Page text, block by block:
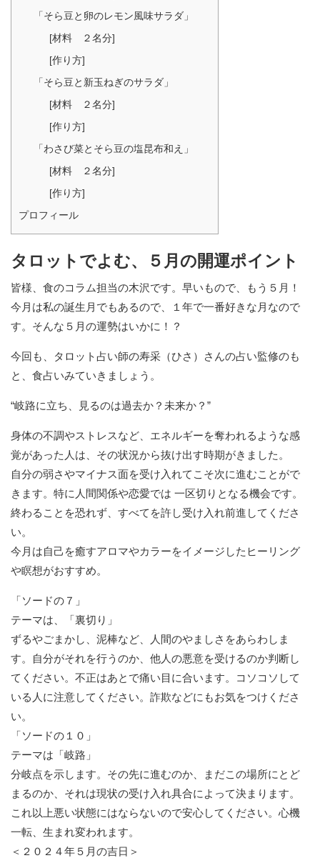
「そら豆と卵のレモン風味サラダ」
[材料 ２名分]
[作り方]
「そら豆と新玉ねぎのサラダ」
[材料 ２名分]
[作り方]
「わさび菜とそら豆の塩昆布和え」
[材料 ２名分]
[作り方]
プロフィール
タロットでよむ、５月の開運ポイント
皆様、食のコラム担当の木沢です。早いもので、もう５月！
今月は私の誕生月でもあるので、１年で一番好きな月なので
す。そんな５月の運勢はいかに！？
今回も、タロット占い師の寿采（ひさ）さんの占い監修のも
と、食占いみていきましょう。
“岐路に立ち、見るのは過去か？未来か？”
身体の不調やストレスなど、エネルギーを奪われるような感
覚があった人は、その状況から抜け出す時期がきました。
自分の弱さやマイナス面を受け入れてこそ次に進むことがで
きます。特に人間関係や恋愛では 一区切りとなる機会です。
終わることを恐れず、すべてを許し受け入れ前進してくださ
い。
今月は自己を癒すアロマやカラーをイメージしたヒーリング
や瞑想がおすすめ。
「ソードの７」
テーマは、「裏切り」
ずるやごまかし、泥棒など、人間のやましさをあらわしま
す。自分がそれを行うのか、他人の悪意を受けるのか判断し
てください。不正はあとで痛い目に合います。コソコソして
いる人に注意してください。詐欺などにもお気をつけくださ
い。
「ソードの１０」
テーマは「岐路」
分岐点を示します。その先に進むのか、まだこの場所にとど
まるのか、それは現状の受け入れ具合によって決まります。
これ以上悪い状態にはならないので安心してください。心機
一転、生まれ変われます。
＜２０２４年５月の吉日＞